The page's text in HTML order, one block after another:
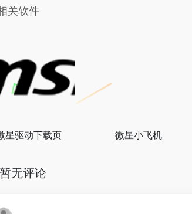
关软件
星驱动下载页 微星小飞机
暂无评论